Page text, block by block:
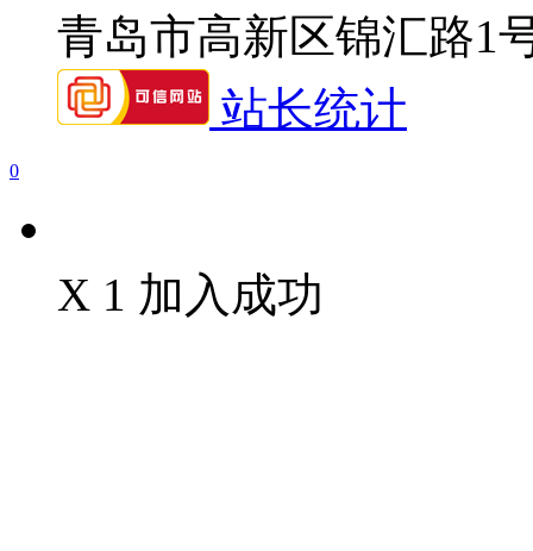
青岛市高新区锦汇路1
站长统计
0
X 1 加入成功